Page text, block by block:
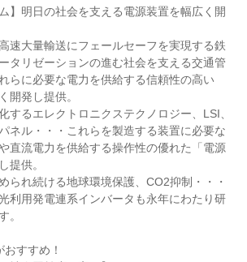
】明日の社会を支える電源装置を幅広く開
速大量輸送にフェールセーフを実現する鉄
タリゼーションの進む社会を支える交通管
らに必要な電力を供給する信頼性の高い
開発し提供。
するエレクトロニクステクノロジー、LSI、
ネル・・・これらを製造する装置に必要な
直流電力を供給する操作性の優れた「電源
提供。
られ続ける地球環境保護、CO2抑制・・・
利用発電連系インバータも永年にわたり研
。
すすめ！